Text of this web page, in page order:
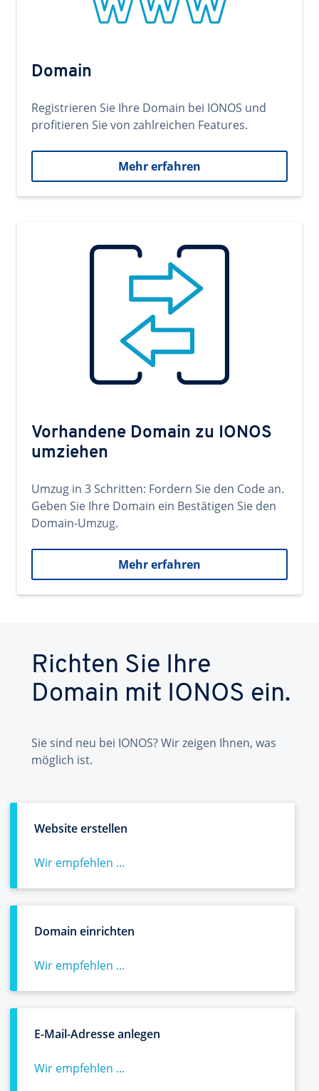
Domain
Registrieren Sie Ihre Domain bei IONOS und
profitieren Sie von zahlreichen Features.
Mehr erfahren
Vorhandene Domain zu IONOS
umziehen
Umzug in 3 Schritten: Fordern Sie den Code an.
Geben Sie Ihre Domain ein Bestätigen Sie den
Domain-Umzug.
Mehr erfahren
Richten Sie Ihre
Domain mit IONOS ein.
Sie sind neu bei IONOS? Wir zeigen Ihnen, was
möglich ist.
Website erstellen
Wir empfehlen ...
Domain einrichten
Wir empfehlen ...
E-Mail-Adresse anlegen
Wir empfehlen ...